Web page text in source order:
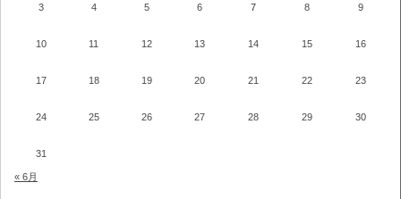
3 4 5 6 7 8 9
10 11 12 13 14 15 16
17 18 19 20 21 22 23
24 25 26 27 28 29 30
31
« 6月